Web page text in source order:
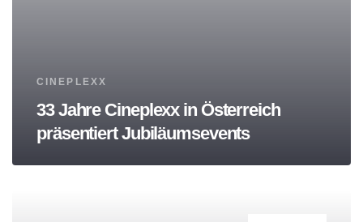
Tags
CINEPLEXX
33 Jahre Cineplexx in Österreich
präsentiert Jubiläumsevents